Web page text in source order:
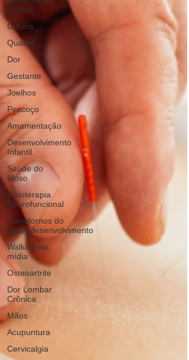
Coluna
Coluna
Quadril
Dor
Gestante
Joelhos
Pescoço
Amamentação
Desenvolvimento
Infantil
Saúde do
Idoso
Fisioterapia
Neurofuncional
Transtornos do
Neurodesenvolvimento
Walkiria na
mídia
Osteoartrite
Dor Lombar
Crônica
Mãos
Acupuntura
Cervicalgia